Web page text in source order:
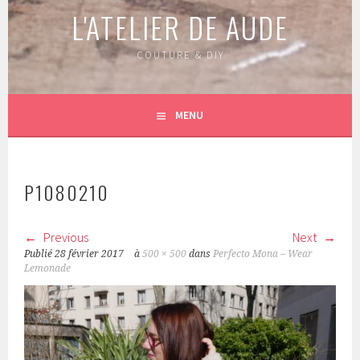
L'ATELIER DE AUDE
COUTURE & DIY
MENU
P1080210
Previous Next
Publié28 février 2017 à500 × 500 dansPerfecto Mona – Wear
Lemonade